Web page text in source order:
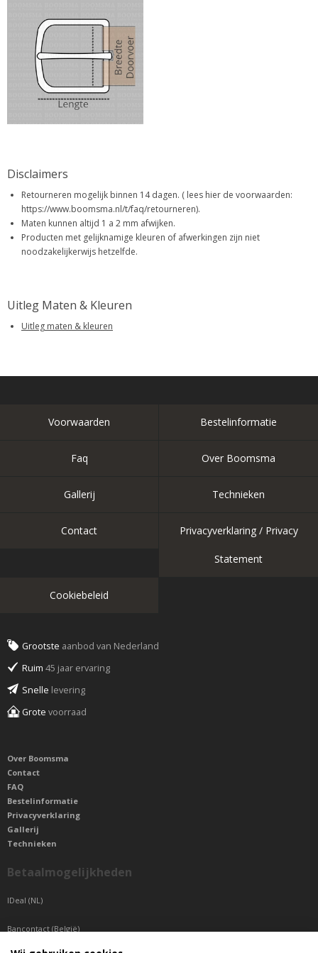
Disclaimers
Retourneren mogelijk binnen 14 dagen. ( lees hier de voorwaarden:
https://www.boomsma.nl/t/faq/retourneren).
Maten kunnen altijd 1 a 2 mm afwijken.
Producten met gelijknamige kleuren of afwerkingen zijn niet
noodzakelijkerwijs hetzelfde.
Uitleg Maten & Kleuren
Uitleg maten & kleuren
Voorwaarden Bestelinformatie
Faq Over Boomsma
Gallerij Technieken
Contact Privacyverklaring / Privacy
Statement
Cookiebeleid
Grootste aanbod van Nederland
Ruim 45 jaar ervaring
Snelle levering
Grote voorraad
Over Boomsma
Contact
FAQ
Bestelinformatie
Privacyverklaring
Gallerij
Technieken
Betaalmogelijkheden
IDeal (NL)
Bancontact (België)